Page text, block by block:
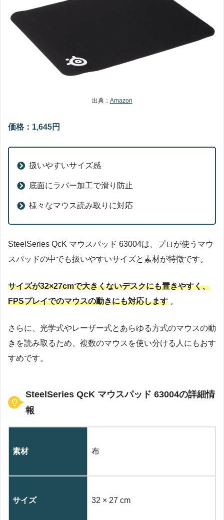
出典： Amazon
価格：1,645円
扱いやすいサイズ感
底面にラバー加工で滑り防止
様々なマウス読み取りに対応
SteelSeries QcK マウスパッド 63004は、プロが使うマウ
スパッドの中でも扱いやすいサイズと素材が特徴です。
サイズが32×27cmで大きくないデスクにも置きやすく、
FPSプレイでのマウスの動きにも対応します 。
さらに、光学式やレーザー式とあらゆる方式のマウスの動
きを読み取るため、複数のマウスを使い分ける人にもおす
すめです。
SteelSeries QcK マウスパッド 63004の詳細情
報
素材 布
サイズ 32 × 27 cm